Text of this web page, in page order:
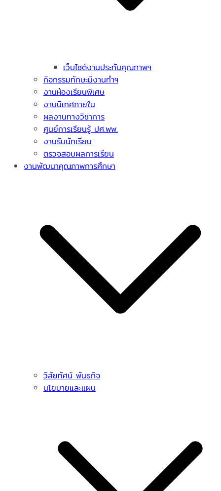
เว็บไซต์งานประกันคุณภาพฯ
กิจกรรมทักษะมีงานทำฯ
งานห้องเรียนพิเศษ
งานนิเทศภายใน
ผลงานทางวิชาการ
ศูนย์การเรียนรู้ ปศ.พพ.
งานรับนักเรียน
ตรวจสอบผลการเรียน
งานพัฒนาคุณภาพการศึกษา
วิสัยทัศน์ พันธกิจ
นโยบายและแผน